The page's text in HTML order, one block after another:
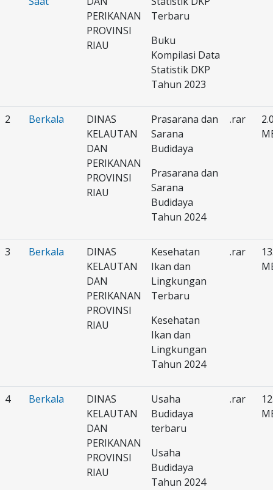
PERIKANAN
PROVINSI
RIAU
Terbaru
Buku
Kompilasi Data
Statistik DKP
Tahun 2023
2 Berkala
DINAS
KELAUTAN
DAN
PERIKANAN
PROVINSI
RIAU
Prasarana dan
Sarana
Budidaya
Prasarana dan
Sarana
Budidaya
Tahun 2024
.rar
3 Berkala
DINAS
KELAUTAN
DAN
PERIKANAN
PROVINSI
RIAU
Kesehatan
Ikan dan
Lingkungan
Terbaru
Kesehatan
Ikan dan
Lingkungan
Tahun 2024
.rar
4 Berkala
DINAS
KELAUTAN
DAN
PERIKANAN
PROVINSI
RIAU
Usaha
Budidaya
terbaru
Usaha
Budidaya
Tahun 2024
.rar